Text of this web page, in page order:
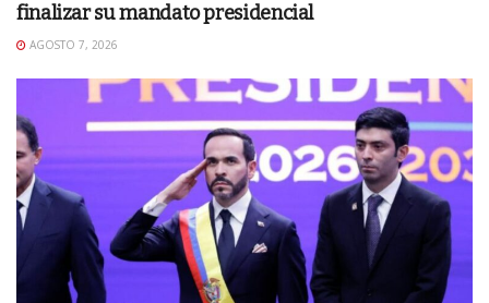
finalizar su mandato presidencial
AGOSTO 7, 2026